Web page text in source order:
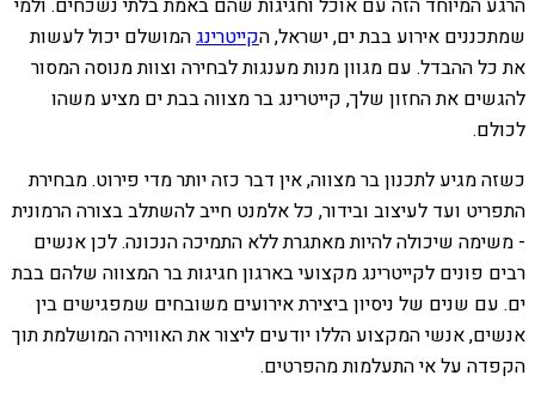
הרגע המיוחד הזה עם אוכל וחגיגות שהם באמת בלתי נשכחים. ולמי
שמתכננים אירוע בבת ים, ישראל, הקייטרינגהמושלם יכול לעשות
את כל ההבדל. עם מגוון מנות מענגות לבחירה וצוות מנוסה המסור
להגשים את החזון שלך, קייטרינג בר מצווה בבת ים מציע משהו
לכולם.
כשזה מגיע לתכנון בר מצווה, אין דבר כזה יותר מדי פירוט. מבחירת
התפריט ועד לעיצוב ובידור, כל אלמנט חייב להשתלב בצורה הרמונית
- משימה שיכולה להיות מאתגרת ללא התמיכה הנכונה. לכן אנשים
רבים פונים לקייטרינג מקצועי בארגון חגיגות בר המצווה שלהם בבת
ים. עם שנים של ניסיון ביצירת אירועים משובחים שמפגישים בין
אנשים, אנשי המקצוע הללו יודעים ליצור את האווירה המושלמת תוך
הקפדה על אי התעלמות מהפרטים.